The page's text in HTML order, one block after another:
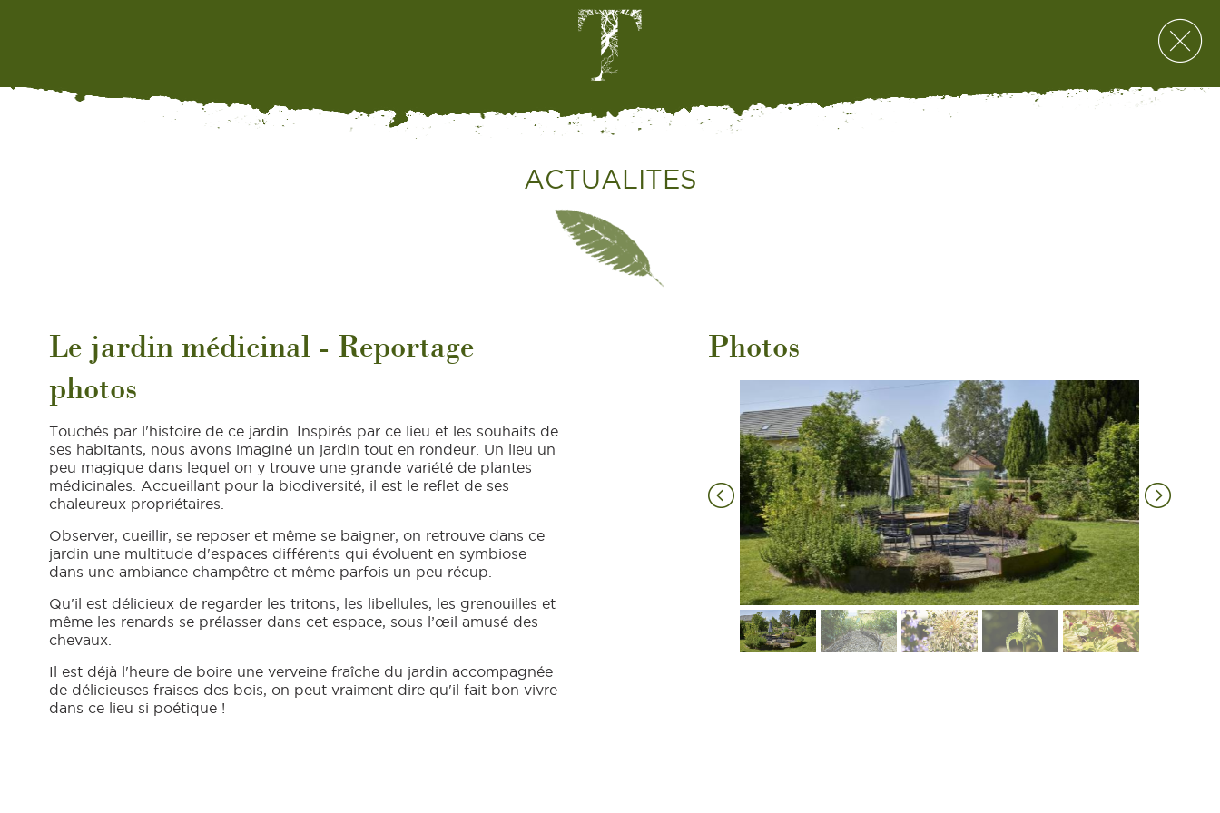
ACTUALITES
Le jardin médicinal - Reportage
photos
Touchés par l'histoire de ce jardin. Inspirés par ce lieu et les souhaits de
ses habitants, nous avons imaginé un jardin tout en rondeur. Un lieu un
peu magique dans lequel on y trouve une grande variété de plantes
médicinales. Accueillant pour la biodiversité, il est le reflet de ses
chaleureux propriétaires.
Observer, cueillir, se reposer et même se baigner, on retrouve dans ce
jardin une multitude d'espaces différents qui évoluent en symbiose
dans une ambiance champêtre et même parfois un peu récup.
Qu'il est délicieux de regarder les tritons, les libellules, les grenouilles et
même les renards se prélasser dans cet espace, sous l’œil amusé des
chevaux.
Il est déjà l'heure de boire une verveine fraîche du jardin accompagnée
de délicieuses fraises des bois, on peut vraiment dire qu'il fait bon vivre
dans ce lieu si poétique !
Photos